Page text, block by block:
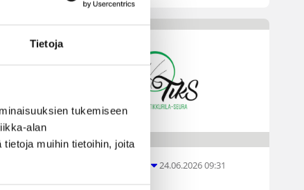
Tietoja
tukemiseen
alan
muihin tietoihin, joita
24.06.2026 09:31